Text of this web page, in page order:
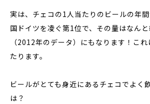
実は、チェコの1人当たりのビールの年
国ドイツを凌ぐ第1位で、その量はなん
（2012年のデータ）にもなります！こ
たります。
ビールがとても身近にあるチェコでよく
は？